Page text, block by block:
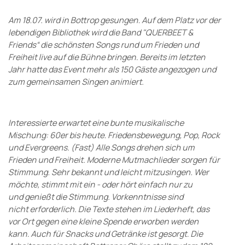
Am 18.07. wird in Bottrop gesungen. Auf dem Platz vor der
lebendigen Bibliothek wird die Band "QUERBEET &
Friends“ die schönsten Songs rund um Frieden und
Freiheit live auf die Bühne bringen. Bereits im letzten
Jahr hatte das Event mehr als 150 Gäste angezogen und
zum gemeinsamen Singen animiert.
Interessierte erwartet eine bunte musikalische
Mischung: 60er bis heute. Friedensbewegung, Pop, Rock
und Evergreens. (Fast) Alle Songs drehen sich um
Frieden und Freiheit. Moderne Mutmachlieder sorgen für
Stimmung. Sehr bekannt und leicht mitzusingen. Wer
möchte, stimmt mit ein - oder hört einfach nur zu
und genießt die Stimmung. Vorkenntnisse sind
nicht erforderlich. Die Texte stehen im Liederheft, das
vor Ort gegen eine kleine Spende erworben werden
kann. Auch für Snacks und Getränke ist gesorgt. Die